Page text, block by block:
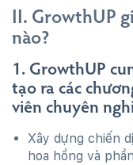
II. GrowthUP
nào?
1. GrowthUP
tạo ra các
viên chuyên
Xây dựng chiến
hoa hồng và